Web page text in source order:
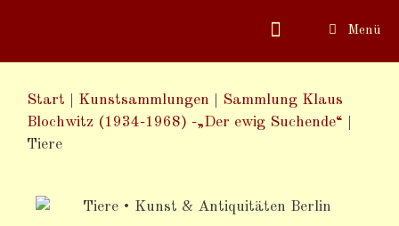
Menü
Start Kunstsammlungen
Sammlung Klaus
Blochwitz (1934-1968) -„Der ewig Suchende“
Tiere